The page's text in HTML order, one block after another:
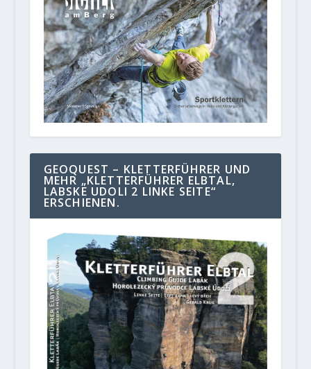
GEOQUEST – KLETTERFÜHRER UND
MEHR „KLETTERFÜHRER ELBTAL,
LABSKE UDOLI 2 LINKE SEITE“
ERSCHIENEN.